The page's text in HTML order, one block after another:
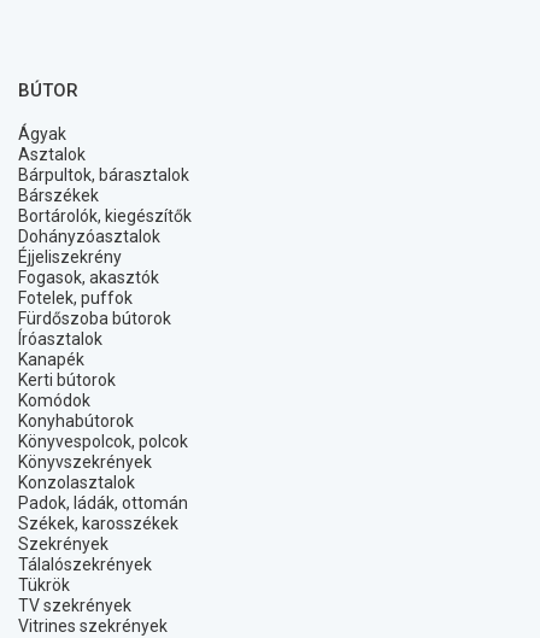
BÚTOR
Ágyak
Asztalok
Bárpultok, bárasztalok
Bárszékek
Bortárolók, kiegészítők
Dohányzóasztalok
Éjjeliszekrény
Fogasok, akasztók
Fotelek, puffok
Fürdőszoba bútorok
Íróasztalok
Kanapék
Kerti bútorok
Komódok
Konyhabútorok
Könyvespolcok, polcok
Könyvszekrények
Konzolasztalok
Padok, ládák, ottomán
Székek, karosszékek
Szekrények
Tálalószekrények
Tükrök
TV szekrények
Vitrines szekrények